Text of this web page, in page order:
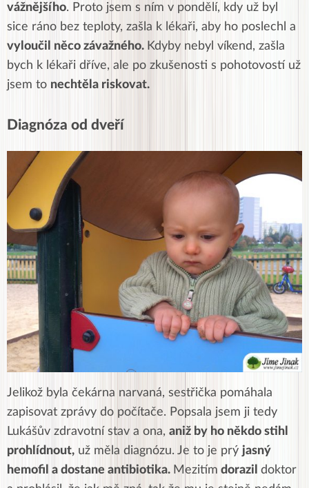
vážnějšího. Proto jsem s ním v pondělí, kdy už byl
sice ráno bez teploty, zašla k lékaři, aby ho poslechl a
vyloučil něco závažného. Kdyby nebyl víkend, zašla
bych k lékaři dříve, ale po zkušenosti s pohotovostí už
jsem to nechtěla riskovat.
Diagnóza od dveří
Jelikož byla čekárna narvaná, sestřička pomáhala
zapisovat zprávy do počítače. Popsala jsem ji tedy
Lukášův zdravotní stav a ona, aniž by ho někdo stihl
prohlídnout, už měla diagnózu. Je to je prý jasný
hemofil a dostane antibiotika. Mezitím dorazil doktor